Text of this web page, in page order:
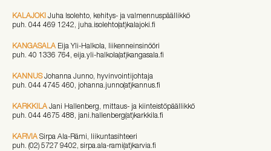
KALAJOKI Juha Isolehto, kehitys- ja valmennuspäällikkö
puh. 044 469 1242, juha.isolehto(at)kalajoki.fi
KANGASALA Eija Yli-Halkola, liikenneinsinööri
puh. 40 1336 764, eija.yli-halkola(at)kangasala.fi
KANNUS Johanna Junno, hyvinvointijohtaja
puh. 044 4745 460, johanna.junno(at)kannus.fi
KARKKILA Jani Hallenberg, mittaus- ja kiinteistöpäällikkö
puh. 044 4675 488, jani.hallenberg(at)karkkila.fi
KARVIA Sirpa Ala-Rämi, liikuntasihteeri
puh. (02) 5727 9402, sirpa.ala-rami(at)karvia.fi